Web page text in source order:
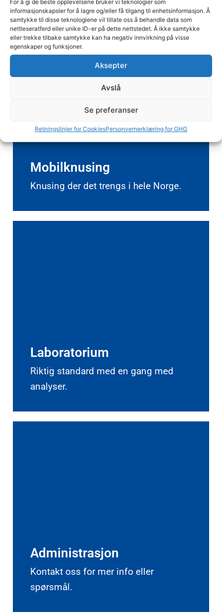
For å gi de beste opplevelsene bruker vi teknologier som
informasjonskapsler for å lagre og/eller få tilgang til enhetsinformasjon. Å
samtykke til disse teknologiene vil tillate oss å behandle data som
nettleseratferd eller unike ID-er på dette nettstedet. Å ikke samtykke
eller trekke tilbake samtykke kan ha negativ innvirkning på visse
egenskaper og funksjoner.
Aksepter
Avslå
Se preferanser
Retningslinjer for CookiesPersonvernerklæring for GHG
Mobilknusing
Knusing der det trengs i hele Norge.
Laboratorium
Riktig standard med en gang med
analyser.
Administrasjon
Kontakt oss for mer info eller
spørsmål.